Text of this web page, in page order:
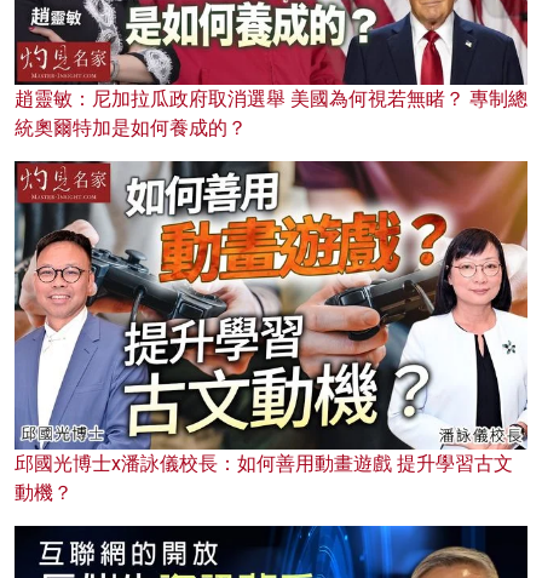
趙靈敏：尼加拉瓜政府取消選舉 美國為何視若無睹？ 專制總
統奧爾特加是如何養成的？
邱國光博士x潘詠儀校長：如何善用動畫遊戲 提升學習古文
動機？